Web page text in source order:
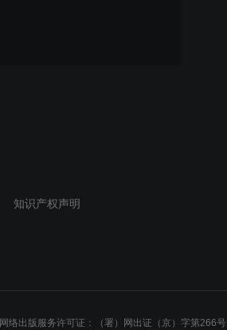
知识产权声明
网络出版服务许可证：（署）网出证（京）字第266号